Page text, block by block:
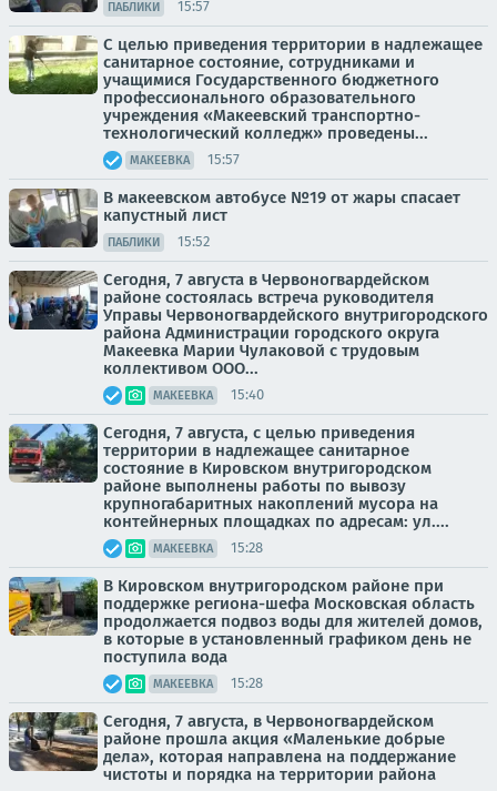
ПАБЛИКИ 15:57
С целью приведения территории в надлежащее
санитарное состояние, сотрудниками и
учащимися Государственного бюджетного
профессионального образовательного
учреждения «Макеевский транспортно-
технологический колледж» проведены...
МАКЕЕВКА 15:57
В макеевском автобусе №19 от жары спасает
капустный лист
ПАБЛИКИ 15:52
Сегодня, 7 августа в Червоногвардейском
районе состоялась встреча руководителя
Управы Червоногвардейского внутригородского
района Администрации городского округа
Макеевка Марии Чулаковой с трудовым
коллективом ООО...
МАКЕЕВКА 15:40
Сегодня, 7 августа, с целью приведения
территории в надлежащее санитарное
состояние в Кировском внутригородском
районе выполнены работы по вывозу
крупногабаритных накоплений мусора на
контейнерных площадках по адресам: ул....
МАКЕЕВКА 15:28
В Кировском внутригородском районе при
поддержке региона-шефа Московская область
продолжается подвоз воды для жителей домов,
в которые в установленный графиком день не
поступила вода
МАКЕЕВКА 15:28
Сегодня, 7 августа, в Червоногвардейском
районе прошла акция «Маленькие добрые
дела», которая направлена на поддержание
чистоты и порядка на территории района